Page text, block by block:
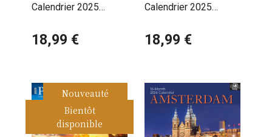
Calendrier 2025
Espagnols
18,99 €
Calendrier 2025
autour du Monde
18,99 €
Nouveauté
Bientôt
disponible